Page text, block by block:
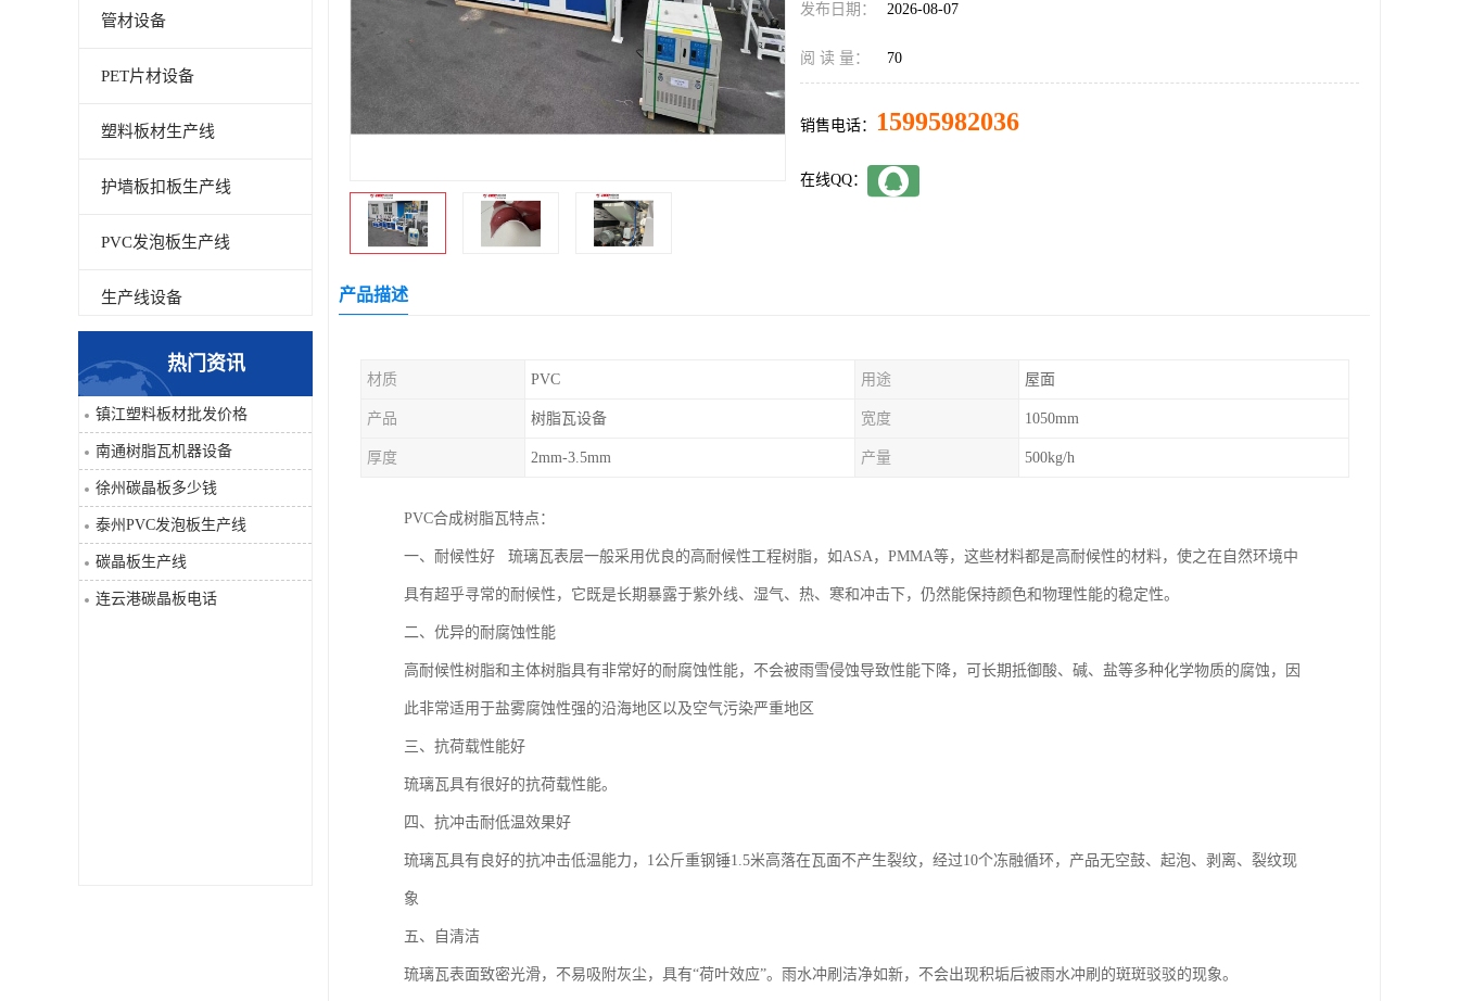
管材设备
PET片材设备
塑料板材生产线
护墙板扣板生产线
PVC发泡板生产线
生产线设备
碳晶板生产线
PVC仿大理石板生产线
热门资讯
镇江塑料板材批发价格
南通树脂瓦机器设备
徐州碳晶板多少钱
泰州PVC发泡板生产线
碳晶板生产线
连云港碳晶板电话
发布日期： 2026-08-07
阅 读 量： 70
销售电话： 15995982036
在线QQ：
产品描述
材质 PVC 用途 屋面
产品 树脂瓦设备 宽度 1050mm
厚度 2mm-3.5mm 产量 500kg/h
PVC合成树脂瓦特点：
一、耐候性好 琉璃瓦表层一般采用优良的高耐候性工程树脂，如ASA，PMMA等，这些材料都是高耐候性的材料，使之在自然环境中
具有超乎寻常的耐候性，它既是长期暴露于紫外线、湿气、热、寒和冲击下，仍然能保持颜色和物理性能的稳定性。
二、优异的耐腐蚀性能
高耐候性树脂和主体树脂具有非常好的耐腐蚀性能，不会被雨雪侵蚀导致性能下降，可长期抵御酸、碱、盐等多种化学物质的腐蚀，因
此非常适用于盐雾腐蚀性强的沿海地区以及空气污染严重地区
三、抗荷载性能好
琉璃瓦具有很好的抗荷载性能。
四、抗冲击耐低温效果好
琉璃瓦具有良好的抗冲击低温能力，1公斤重钢锤1.5米高落在瓦面不产生裂纹，经过10个冻融循环，产品无空鼓、起泡、剥离、裂纹现
象
五、自清洁
琉璃瓦表面致密光滑，不易吸附灰尘，具有“荷叶效应”。雨水冲刷洁净如新，不会出现积垢后被雨水冲刷的斑斑驳驳的现象。